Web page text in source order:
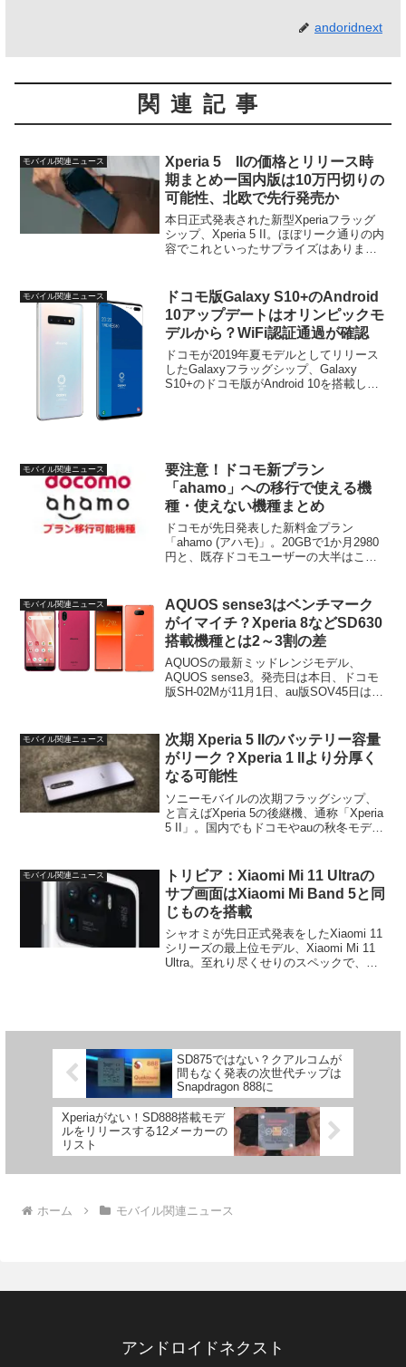
andoridnext
関連記事
モバイル関連ニュース
Xperia 5 IIの価格とリリース時
期まとめー国内版は10万円切りの
可能性、北欧で先行発売か
本日正式発表された新型Xperiaフラッグ
シップ、Xperia 5 II。ほぼリーク通りの内
容でこれといったサプライズはありませ
ます。Xperia 5 I...
モバイル関連ニュース
ドコモ版Galaxy S10+のAndroid
10アップデートはオリンピックモ
デルから？WiFi認証通過が確認
ドコモが2019年夏モデルとしてリリース
したGalaxyフラッグシップ、Galaxy
S10+のドコモ版がAndroid 10を搭載し、
モバイル関連ニュース
要注意！ドコモ新プラン
「ahamo」への移行で使える機
種・使えない機種まとめ
ドコモが先日発表した新料金プラン
「ahamo (アハモ)」。20GBで1か月2980
円と、既存ドコモユーザーの大半はこの
るドコモの機種でそのままプランだけを
ahamoに...
モバイル関連ニュース
AQUOS sense3はベンチマーク
がイマイチ？Xperia 8などSD630
搭載機種とは2～3割の差
AQUOSの最新ミッドレンジモデル、
AQUOS sense3。発売日は本日、ドコモ
版SH-02Mが11月1日、au版SOV45日は11
す。そして今回、このAQUOS s...
モバイル関連ニュース
次期 Xperia 5 IIのバッテリー容量
がリーク？Xperia 1 IIより分厚く
なる可能性
ソニーモバイルの次期フラッグシップ、
と言えばXperia 5の後継機、通称「Xperia
5 II」。国内でもドコモやauの秋冬モデル
リース時期についてはずれ込むといっ...
モバイル関連ニュース
トリビア：Xiaomi Mi 11 Ultraの
サブ画面はXiaomi Mi Band 5と同
じものを搭載
シャオミが先日正式発表をしたXiaomi 11
シリーズの最上位モデル、Xiaomi Mi 11
Ultra。至れり尽くせりのスペックで、カ
SD875ではない？クアルコムが
間もなく発表の次世代チップは
Snapdragon 888に
Xperiaがない！SD888搭載モデ
ルをリリースする12メーカーの
リスト
ホーム モバイル関連ニュース
アンドロイドネクスト